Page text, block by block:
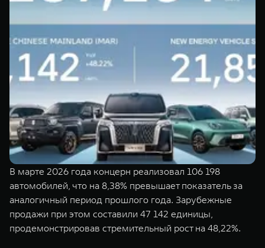
TANK 500
Веди за собой
от 6 499 000 ₽
TANK 700
Сила
от 10 199
ПОКУПКА АВТОМОБИЛЯ
TANK Финансы
Корпоративным клиентам
TANK ФИНАНСЫ
TANK Кредит
TANK Лизинг
TANK Страхование
Сервис
Специальные предложения
Моторные масла
ЦИФРОВЫЕ СЕРВИСЫ TANK
Цифровые сервисы TANK
Подписки
В марте 2026 года концерн реализовал 106 198
автомобилей, что на 8,38% превышает показатель за
аналогичный период прошлого года. Зарубежные
продажи при этом составили 47 142 единицы,
продемонстрировав стремительный рост на 48,22%.